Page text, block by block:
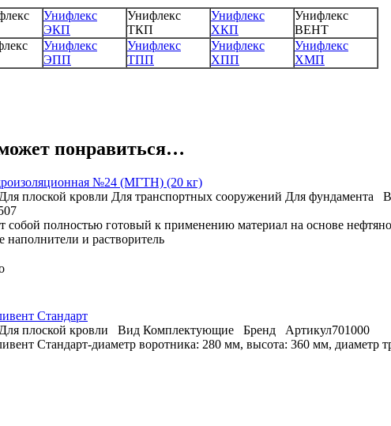
Унифлекс
ЭКП
Унифлекс
ТКП
Унифлекс
ХКП
Унифлекс
ВЕНТ
Унифлекс
ЭПП
Унифлекс
ТПП
Унифлекс
ХПП
Унифлекс
ХМП
понравиться…
№24 (МГТН) (20 кг)
Для плоской кровли Для транспортных сооружений Для фундамента
собой полностью готовый к применению материал на основе
наполнители и растворитель
Стандарт
Для плоской кровли Вид Комплектующие Бренд Артикул701000
Стандарт-диаметр воротника: 280 мм, высота: 360 мм, диаметр